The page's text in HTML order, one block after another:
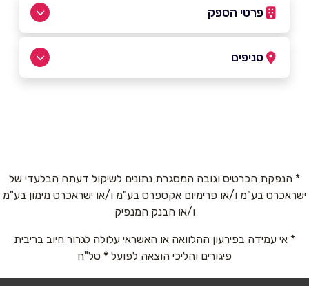
פרטי הספק
באתר
טלפון*
אימייל*
סניפים
* הנפקת הכרטיס וגובה המסגרת נתונים לשיקול דעתה הבלעדי של
ישראכרט בע"מ ו/או פרימיום אקספרס בע"מ ו/או ישראכרט מימון בע"מ
ו/או הבנק המנפיק
* אי עמידה בפירעון ההלוואה או האשראי עלולה לגרור חיוב בריבית
פיגורים והליכי הוצאה לפועל * טל"ח